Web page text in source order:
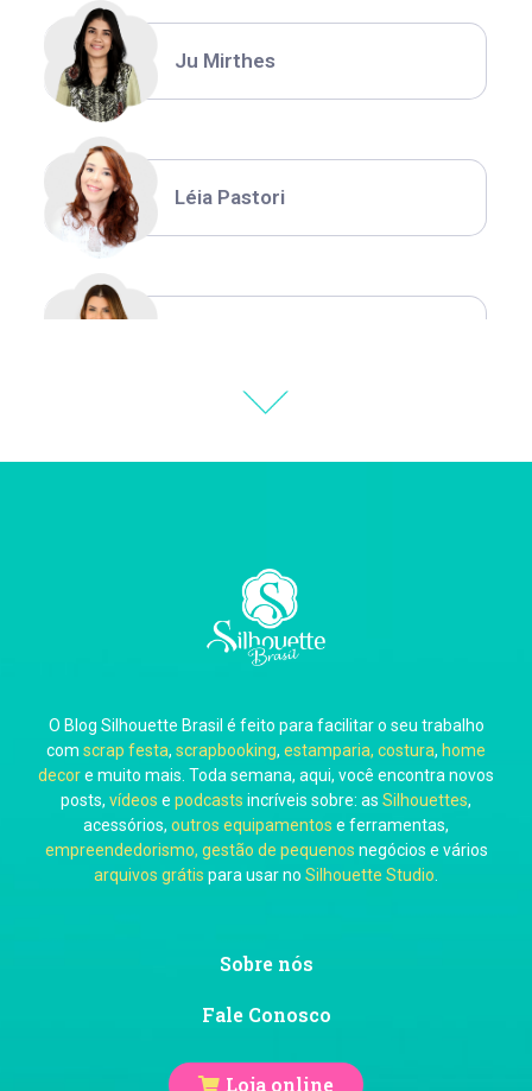
Ju Mirthes
Léia Pastori
Carla Eschberger
Carol Pessoa
Ju Mirthes
O Blog Silhouette Brasil é feito para facilitar o seu trabalho
com scrap festa, scrapbooking, estamparia, costura, home
decore muito mais. Toda semana, aqui, você encontra novos
posts, vídeos e podcasts incríveis sobre: as Silhouettes,
acessórios, outros equipamentos e ferramentas,
empreendedorismo, gestão de pequenos negócios e vários
arquivos grátis para usar no Silhouette Studio
Sobre nós
Fale Conosco
Loja online